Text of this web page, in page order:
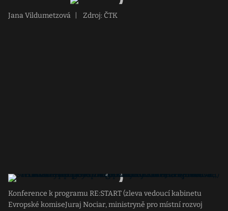
Jana Vildumetzová Zdroj: ČTK
Konference k programu RE:START (zleva vedoucí kabinetu
Evropské komiseJuraj Nociar, ministryně pro místní rozvoj